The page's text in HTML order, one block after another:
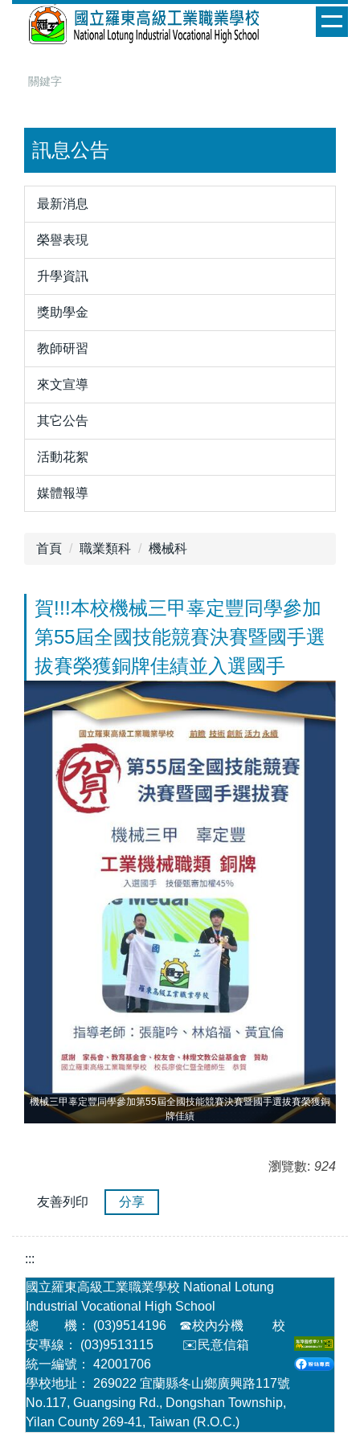
訊息公告
最新消息
榮譽表現
升學資訊
獎助學金
教師研習
來文宣導
其它公告
活動花絮
媒體報導
首頁 職業類科 機械科
賀!!!本校機械三甲辜定豐同學參加
第55屆全國技能競賽決賽暨國手選
拔賽榮獲銅牌佳績並入選國手
機械三甲辜定豐同學參加第55屆全國技能競賽決賽暨國手選拔賽榮獲銅
牌佳績
瀏覽數: 924
友善列印 分享
:::
國立羅東高級工業職業學校 National Lotung
Industrial Vocational High School
總 機： (03)9514196 ☎校內分機
校
安專線： (03)9513115 ✉️民意信箱
統一編號： 42001706
學校地址： 269022 宜蘭縣冬山鄉廣興路117號
No.117, Guangsing Rd., Dongshan Township,
Yilan County 269-41, Taiwan (R.O.C.)